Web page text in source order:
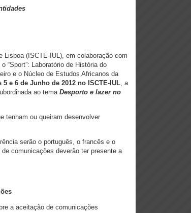
(ISCTE-IUL), em colaboração com
“Sport”: Laboratório de História do
e o Núcleo de Estudos Africanos da
5 e 6 de Junho de 2012 no ISCTE-IUL, a
ao tema Desporto e lazer no
tenham ou queiram desenvolver
serão o português, o francês e o
comunicações deverão ter presente a
a aceitação de comunicações